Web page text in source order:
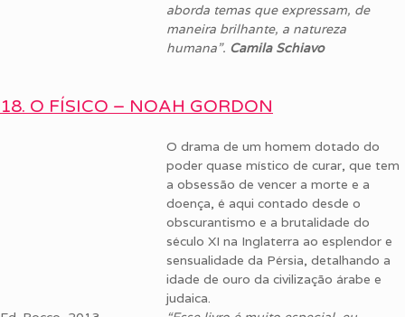
aborda temas que expressam, de
maneira brilhante, a natureza
humana”. Camila Schiavo
18. O FÍSICO – NOAH GORDON
O drama de um homem dotado do
poder quase místico de curar, que tem
a obsessão de vencer a morte e a
doença, é aqui contado desde o
obscurantismo e a brutalidade do
século XI na Inglaterra ao esplendor e
sensualidade da Pérsia, detalhando a
idade de ouro da civilização árabe e
judaica.